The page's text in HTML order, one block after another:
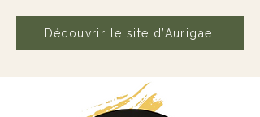
Découvrir le site d’Aurigae